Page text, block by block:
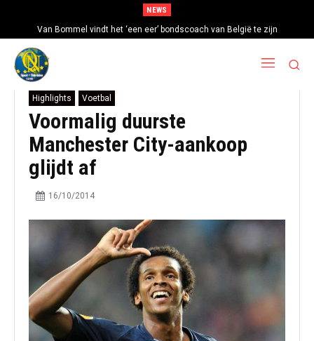
NEWS
Van Bommel vindt het ‘een eer’ bondscoach van België te zijn
Highlights Voetbal
Voormalig duurste
Manchester City-aankoop
glijdt af
16/10/2014